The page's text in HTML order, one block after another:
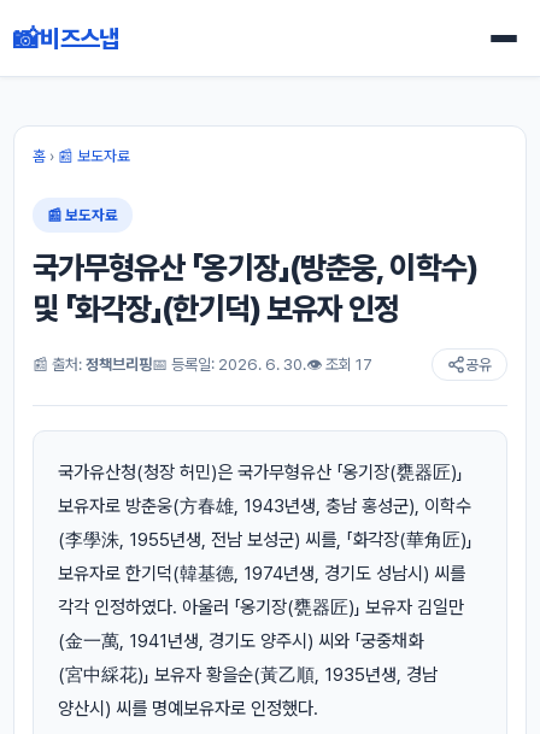
📸비즈스냅
홈› 📰 보도자료
📰 보도자료
국가무형유산 「옹기장」(방춘웅, 이학수)
및 「화각장」(한기덕) 보유자 인정
📰 출처: 정책브리핑📅 등록일: 2026. 6. 30.👁 조회 17 공유
국가유산청(청장 허민)은 국가무형유산 「옹기장(甕器匠)」
보유자로 방춘웅(方春雄, 1943년생, 충남 홍성군), 이학수
(李學洙, 1955년생, 전남 보성군) 씨를, 「화각장(華角匠)」
보유자로 한기덕(韓基德, 1974년생, 경기도 성남시) 씨를
각각 인정하였다. 아울러 「옹기장(甕器匠)」 보유자 김일만
(金一萬, 1941년생, 경기도 양주시) 씨와 「궁중채화
(宮中綵花)」 보유자 황을순(黃乙順, 1935년생, 경남
양산시) 씨를 명예보유자로 인정했다.